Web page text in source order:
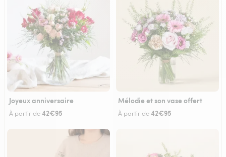
Joyeux anniversaire
À partir de42€95
Mélodie et son vase offert
À partir de42€95